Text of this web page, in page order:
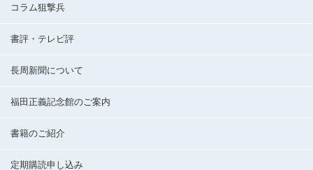
コラム狙撃兵
書評・テレビ評
長周新聞について
福田正義記念館のご案内
書籍のご紹介
定期購読申し込み